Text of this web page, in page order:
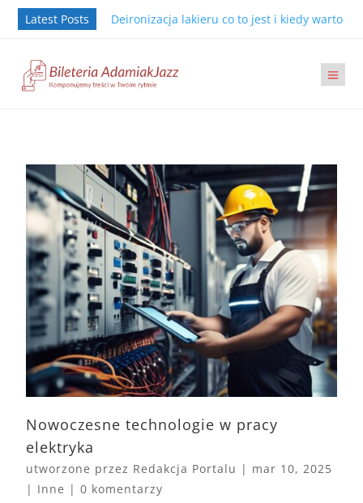
Latest Posts Deironizacja lakieru co to jest i kiedy warto ją
Nowoczesne technologie w pracy
elektryka
utworzone przez Redakcja Portalu | mar 10, 2025
| Inne |0 komentarzy